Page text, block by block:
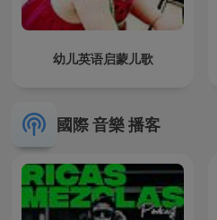
幼儿英语启蒙儿歌
國際 音樂 播客